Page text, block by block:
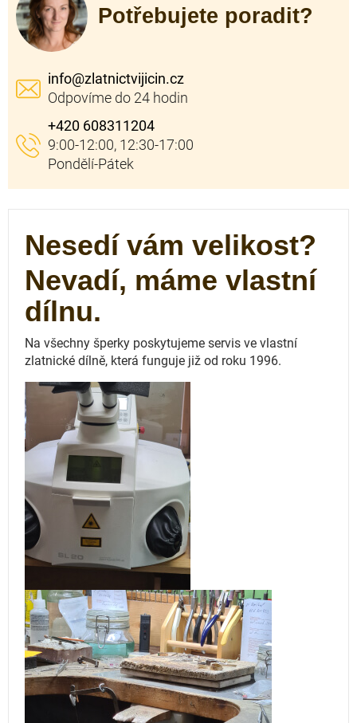
Potřebujete poradit?
info@zlatnictvijicin.cz
+420 608311204
Nesedí vám velikost?
Nevadí, máme vlastní
dílnu.
Na všechny šperky poskytujeme servis ve vlastní
zlatnické dílně, která funguje již od roku 1996.